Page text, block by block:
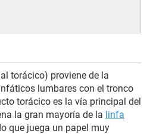
torácico) proviene de la
lumbares con el tronco
torácico es la vía principal del
la gran mayoría de la linfa
que juega un papel muy